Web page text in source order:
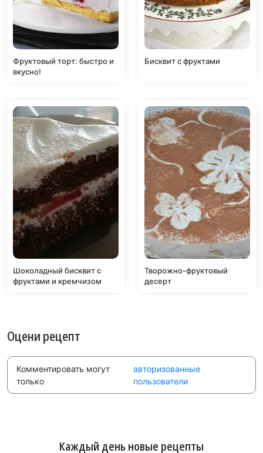
Фруктовый торт: быстро и
вкусно!
Бисквит с фруктами
Шоколадный бисквит с
фруктами и кремчизом
Творожно-фруктовый
десерт
Оцени рецепт
Комментировать могут
только
авторизованные
пользователи
Каждый день новые рецепты